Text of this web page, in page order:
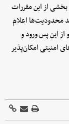
بخشی از این مقررات
محدودیت‌ها اعلام
از این پس ورود و
امنیتی امکان‌پذیر